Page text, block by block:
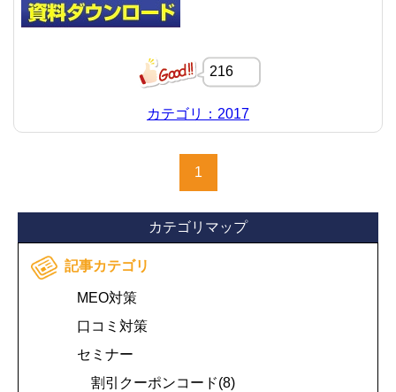
216
カテゴリ：2017
1
カテゴリマップ
記事カテゴリ
MEO対策
口コミ対策
セミナー
割引クーポンコード(8)